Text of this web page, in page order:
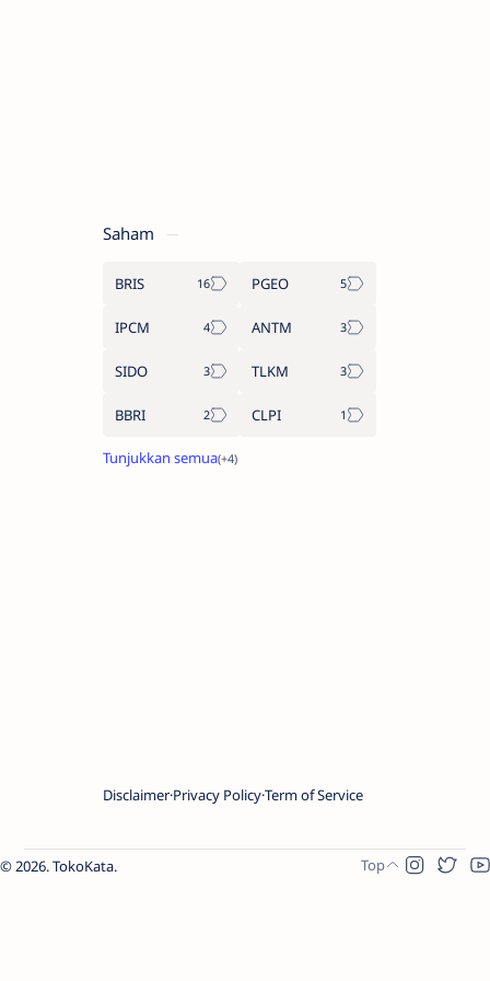
Saham
BRIS PGEO
IPCM ANTM
SIDO TLKM
BBRI CLPI
Disclaimer Privacy PolicyTerm of Service
2026.TokoKata.